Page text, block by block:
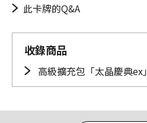
此卡牌的Q&A
收錄商品
高級擴充包「太晶慶典ex」